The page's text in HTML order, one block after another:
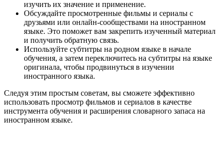
изучить их значение и применение.
Обсуждайте просмотренные фильмы и сериалы с
друзьями или онлайн-сообществами на иностранном
языке. Это поможет вам закрепить изученный материал
и получить обратную связь.
Используйте субтитры на родном языке в начале
обучения, а затем переключитесь на субтитры на языке
оригинала, чтобы продвинуться в изучении
иностранного языка.
Следуя этим простым советам, вы сможете эффективно
использовать просмотр фильмов и сериалов в качестве
инструмента обучения и расширения словарного запаса на
иностранном языке.